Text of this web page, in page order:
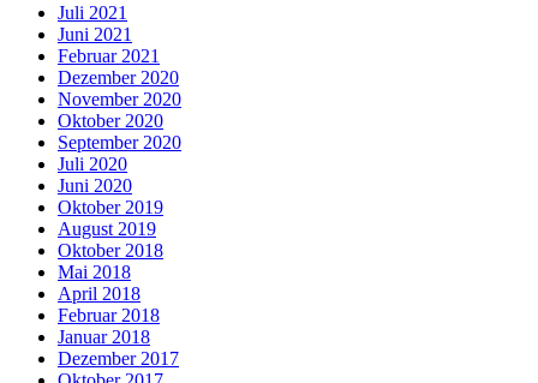
Juli 2021
Juni 2021
Februar 2021
Dezember 2020
November 2020
Oktober 2020
September 2020
Juli 2020
Juni 2020
Oktober 2019
August 2019
Oktober 2018
Mai 2018
April 2018
Februar 2018
Januar 2018
Dezember 2017